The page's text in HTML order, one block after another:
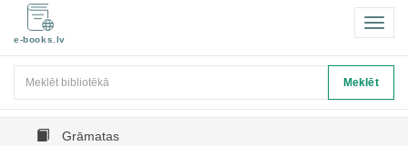
e-books.lv
Meklēt
Grāmatas